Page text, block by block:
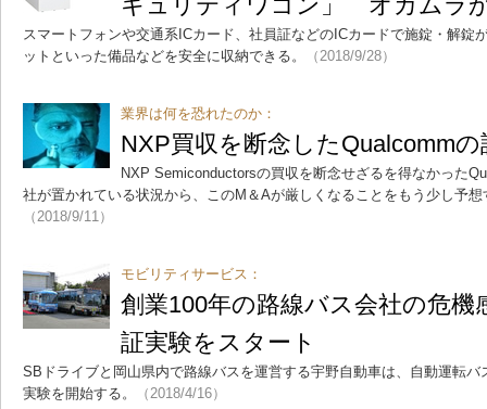
スマートフォンや交通系ICカード、社員証などのICカードで施錠・解錠
ットといった備品などを安全に収納できる。
（2018/9/28）
業界は何を恐れたのか：
NXP買収を断念したQualcomm
NXP Semiconductorsの買収を断念せざるを得なかった
社が置かれている状況から、このM＆Aが厳しくなることをもう少し予
（2018/9/11）
モビリティサービス：
創業100年の路線バス会社の危機
証実験をスタート
SBドライブと岡山県内で路線バスを運営する宇野自動車は、自動運転
実験を開始する。
（2018/4/16）